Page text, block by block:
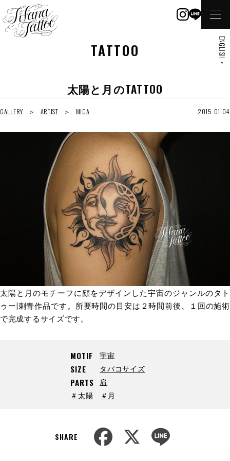
TATTOO
太陽と月のTATTOO
GALLERY ARTIST MICA 2015.01.04
太陽と月のモチーフに顔をデザインした宇宙のジャンルのタト
ゥー|刺青作品です。所要時間の目安は２時間前後、１回の施術
で完成するサイズです。
MOTIF 宇宙
SIZE タバコサイズ
PARTS
肩
＃太陽
＃月
SHARE
ENGLISH >